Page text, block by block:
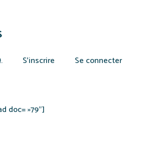
S’inscrire Se connecter
doc= »79″]